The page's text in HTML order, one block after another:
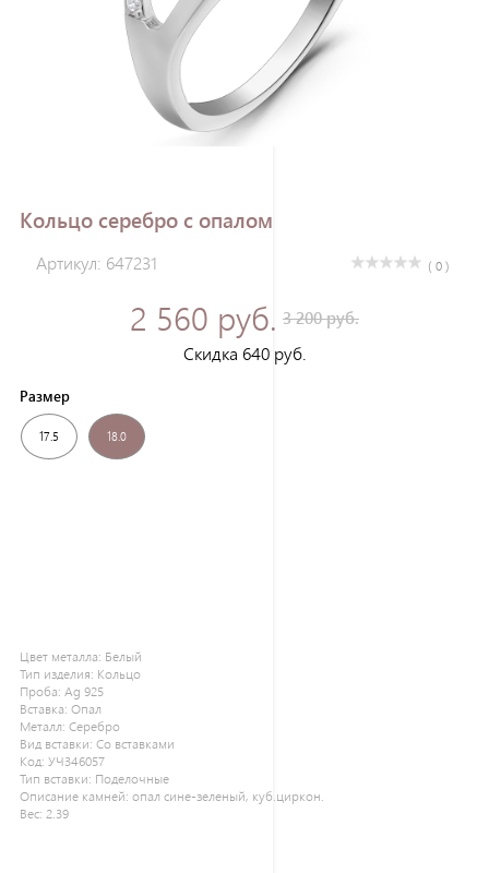
Кольцо серебро с опалом
Артикул: 647231 ( 0 )
2 560 руб. 3 200 руб.
Скидка 640 руб.
Размер
17.5 18.0
Цвет металла: Белый
Тип изделия: Кольцо
Проба: Ag 925
Вставка: Опал
Металл: Серебро
Вид вставки: Со вставками
Код: УЧ346057
Тип вставки: Поделочные
Описание камней: опал сине-зеленый, куб.циркон.
Вес: 2.39
Зарегистрироваться